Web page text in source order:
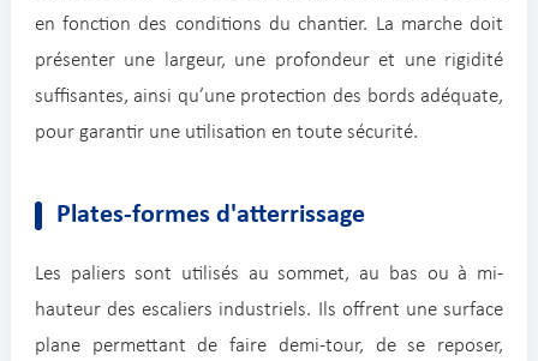
en fonction des conditions du chantier. La marche doit
présenter une largeur, une profondeur et une rigidité
suffisantes, ainsi qu’une protection des bords adéquate,
pour garantir une utilisation en toute sécurité.
Plates-formes d'atterrissage
Les paliers sont utilisés au sommet, au bas ou à mi-
hauteur des escaliers industriels. Ils offrent une surface
plane permettant de faire demi-tour, de se reposer,